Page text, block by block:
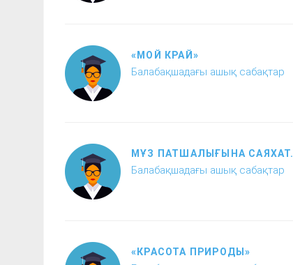
«МОЙ КРАЙ»
Балабақшадағы ашық сабақтар
МҰЗ ПАТШАЛЫҒЫНА САЯХАТ.
Балабақшадағы ашық сабақтар
«КРАСОТА ПРИРОДЫ»